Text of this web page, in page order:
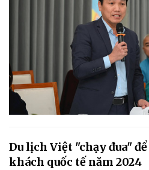
Du lịch Việt "chạy đua"
khách quốc tế năm 2024